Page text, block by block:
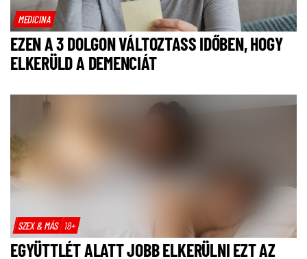
MEDICINA
EZEN A 3 DOLGON VÁLTOZTASS IDŐBEN, HOGY
ELKERÜLD A DEMENCIÁT
SZEX & MÁS 18+
EGYÜTTLÉT ALATT JOBB ELKERÜLNI EZT AZ